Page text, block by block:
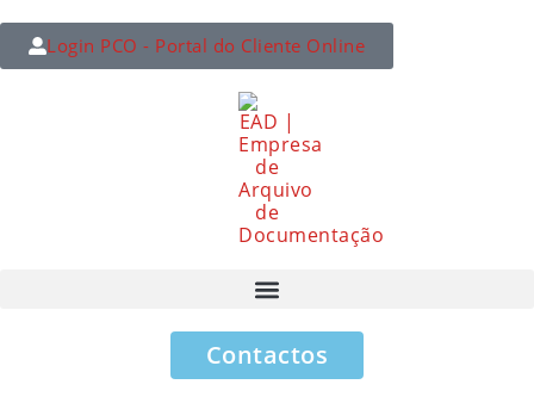
Login PCO - Portal do Cliente Online
Contactos